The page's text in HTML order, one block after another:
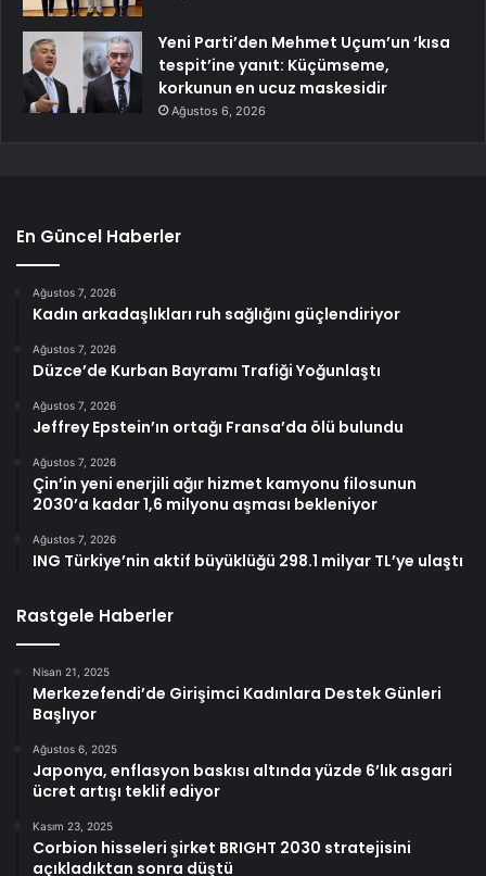
Yeni Parti’den Mehmet Uçum’un ‘kısa
tespit’ine yanıt: Küçümseme,
korkunun en ucuz maskesidir
Ağustos 6, 2026
En Güncel Haberler
Ağustos 7, 2026
Kadın arkadaşlıkları ruh sağlığını güçlendiriyor
Ağustos 7, 2026
Düzce’de Kurban Bayramı Trafiği Yoğunlaştı
Ağustos 7, 2026
Jeffrey Epstein’ın ortağı Fransa’da ölü bulundu
Ağustos 7, 2026
Çin’in yeni enerjili ağır hizmet kamyonu filosunun
2030’a kadar 1,6 milyonu aşması bekleniyor
Ağustos 7, 2026
ING Türkiye’nin aktif büyüklüğü 298.1 milyar TL’ye ulaştı
Rastgele Haberler
Nisan 21, 2025
Merkezefendi’de Girişimci Kadınlara Destek Günleri
Başlıyor
Ağustos 6, 2025
Japonya, enflasyon baskısı altında yüzde 6’lık asgari
ücret artışı teklif ediyor
Kasım 23, 2025
Corbion hisseleri şirket BRIGHT 2030 stratejisini
açıkladıktan sonra düştü